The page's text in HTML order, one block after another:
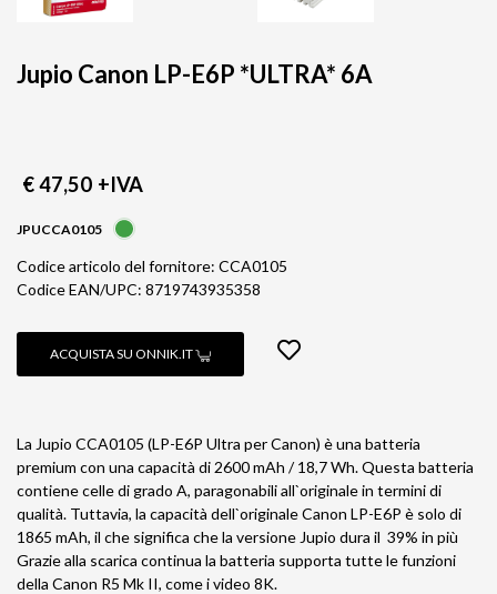
Jupio Canon LP-E6P *ULTRA* 6A
€ 47,50 +IVA
JPUCCA0105
Codice articolo del fornitore: CCA0105
Codice EAN/UPC: 8719743935358
ACQUISTA SU ONNIK.IT
La Jupio CCA0105 (LP-E6P Ultra per Canon) è una batteria
premium con una capacità di 2600 mAh / 18,7 Wh. Questa batteria
contiene celle di grado A, paragonabili all`originale in termini di
qualità. Tuttavia, la capacità dell`originale Canon LP-E6P è solo di
1865 mAh, il che significa che la versione Jupio dura il 39% in più
Grazie alla scarica continua la batteria supporta tutte le funzioni
della Canon R5 Mk II, come i video 8K.